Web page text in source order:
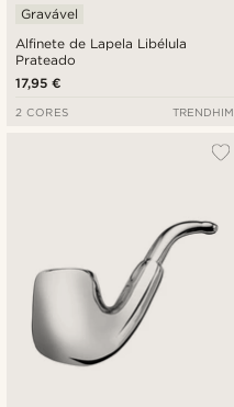
Alfinete de Lapela Libélula
Prateado
Gravável
17,95 €
2 CORES TRENDHIM